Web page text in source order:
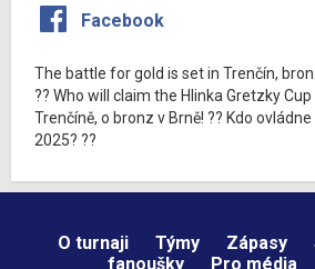
Facebook
The battle for gold is set in Trenčín,
?? Who will claim the Hlinka Gretzky
Trenčíně, o bronz v Brně! ?? Kdo
2025? ??
O turnaji Týmy Zápasy
fanoušky
Pro média